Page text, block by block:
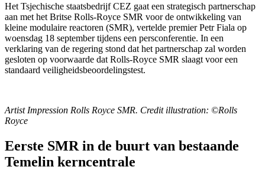
Het Tsjechische staatsbedrijf CEZ gaat een strategisch partnerschap
aan met het Britse Rolls-Royce SMR voor de ontwikkeling van
kleine modulaire reactoren (SMR), vertelde premier Petr Fiala op
woensdag 18 september tijdens een persconferentie. In een
verklaring van de regering stond dat het partnerschap zal worden
gesloten op voorwaarde dat Rolls-Royce SMR slaagt voor een
standaard veiligheidsbeoordelingstest.
Artist Impression Rolls Royce SMR. Credit illustration: ©Rolls
Royce
Eerste SMR in de buurt van bestaande
Temelin kerncentrale